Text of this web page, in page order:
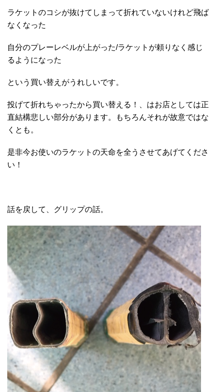
ラケットのコシが抜けてしまって折れていないけれど飛ば
なくなった
自分のプレーレベルが上がった/ラケットが頼りなく感じ
るようになった
という買い替えがうれしいです。
投げて折れちゃったから買い替える！、はお店としては正
直結構悲しい部分があります。もちろんそれが故意ではな
くとも。
是非今お使いのラケットの天命を全うさせてあげてくださ
い！
話を戻して、グリップの話。